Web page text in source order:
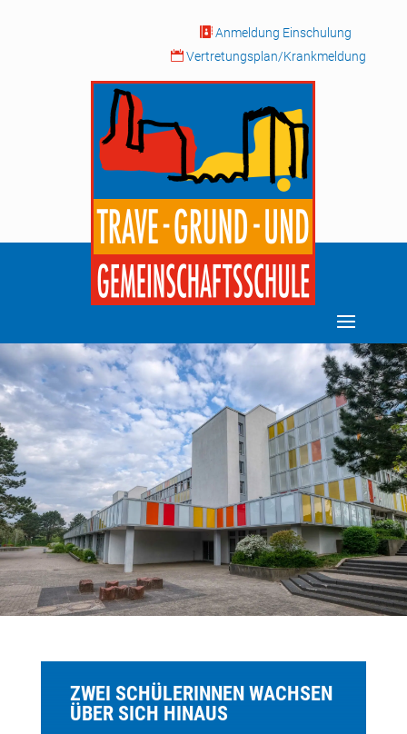
 Anmeldung Einschulung
 Vertretungsplan/Krankmeldung
ZWEI SCHÜLERINNEN WACHSEN
ÜBER SICH HINAUS